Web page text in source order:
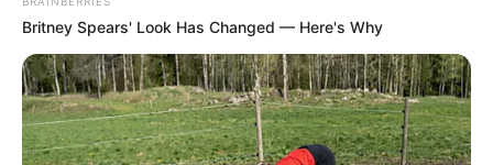
Britney Spears' Look Has Changed — Here's Why